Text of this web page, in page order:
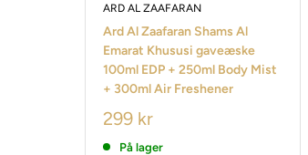
ARD AL ZAAFARAN
Ard Al Zaafaran Shams Al
Emarat Khususi gaveæske
100ml EDP + 250ml Body Mist
+ 300ml Air Freshener
299 kr
På lager